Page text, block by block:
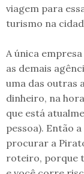
viagem para
turismo na
A única
as demais
uma das outras
dinheiro, na
que está
pessoa). Então
procurar a
roteiro, porque